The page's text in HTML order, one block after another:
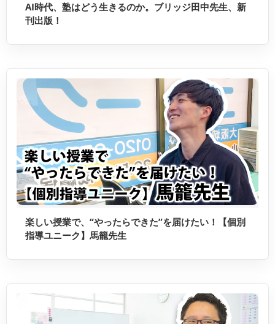
AI時代、塾はどう生きるのか。ブリッジ田中先生、新
刊出版！
楽しい授業で、“やったらできた”を届けたい！【個別
指導ユニーク】馬籠先生